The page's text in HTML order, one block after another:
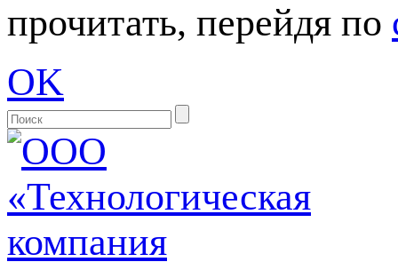
прочитать, перейдя по
OK